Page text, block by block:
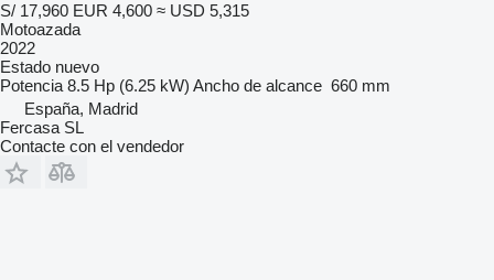
S/ 17,960 EUR 4,600 ≈ USD 5,315
Motoazada
2022
Estado nuevo
Potencia 8.5 Hp (6.25 kW) Ancho de alcance 660 mm
España, Madrid
Fercasa SL
Contacte con el vendedor